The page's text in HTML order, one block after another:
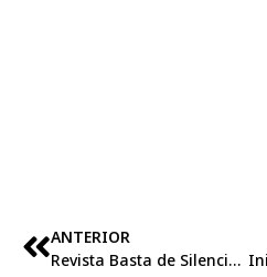
ANTERIOR
Revista Basta de Silencio 2020